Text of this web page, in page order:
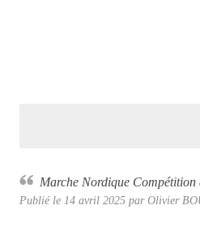
Marche Nordique
Publié le 14 avril 2025 par Olivier